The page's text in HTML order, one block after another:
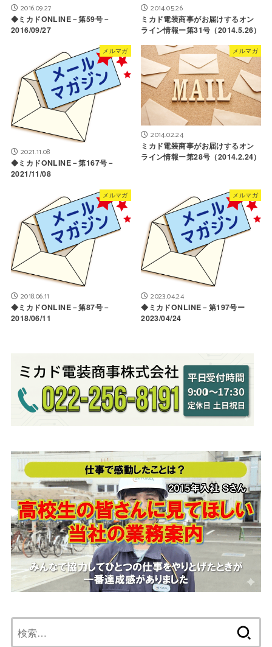
2016.09.27
◆ミカドONLINE－第59号－
2016/09/27
2014.05.26
ミカド電装商事がお届けするオン
ライン情報ー第31号（2014.5.26）
メルマガ
2021.11.08
◆ミカドONLINE－第167号－
2021/11/08
メルマガ
2014.02.24
ミカド電装商事がお届けするオン
ライン情報ー第28号（2014.2.24）
メルマガ
2018.06.11
◆ミカドONLINE－第87号－
2018/06/11
メルマガ
2023.04.24
◆ミカドONLINE－第197号ー
2023/04/24